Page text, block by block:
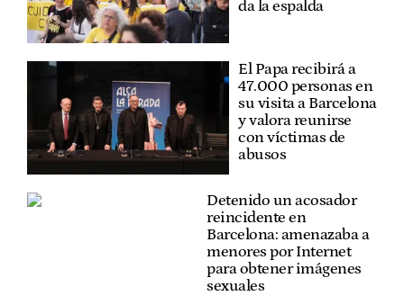
da la espalda
El Papa recibirá a
47.000 personas en
su visita a Barcelona
y valora reunirse
con víctimas de
abusos
Detenido un acosador
reincidente en
Barcelona: amenazaba a
menores por Internet
para obtener imágenes
sexuales